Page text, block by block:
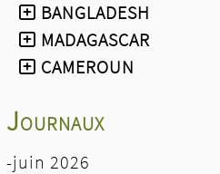
BANGLADESH
MADAGASCAR
CAMEROUN
Journaux
-juin 2026
Le parrainage est d’un grand
secours pour assurer les frais
scolaires (uniformes, matériel
scolaire, déplacements ….)
classe et ont de grandes
Si vous souhaitez aider à la